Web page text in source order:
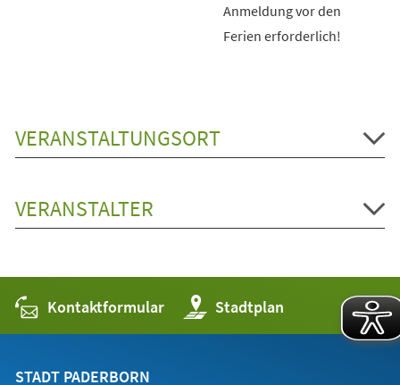
Anmeldung vor den
Ferien erforderlich!
VERANSTALTUNGSORT
VERANSTALTER
Kontaktformular Stadtplan
(Öffnet
in
einem
STADT PADERBORN